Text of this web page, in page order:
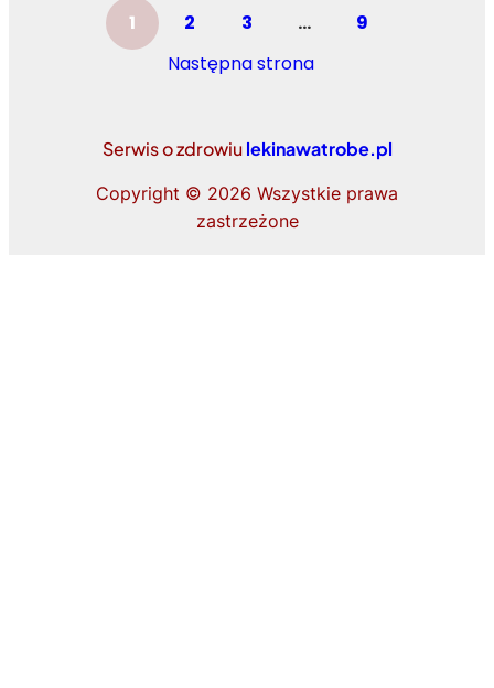
1 2 3 …
9
Następna strona
Serwis o zdrowiulekinawatrobe.pl
Copyright © 2026 Wszystkie prawa
zastrzeżone